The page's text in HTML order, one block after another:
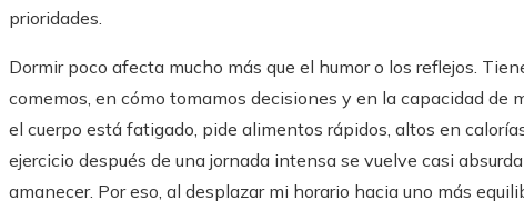
prioridades.
Dormir poco afecta mucho más que el humor o los reflejos.
comemos, en cómo tomamos decisiones y en la capacidad de
el cuerpo está fatigado, pide alimentos rápidos, altos en
ejercicio después de una jornada intensa se vuelve casi
amanecer. Por eso, al desplazar mi horario hacia uno más